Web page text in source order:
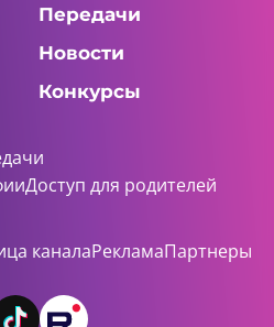
Передачи
Новости
Конкурсы
Доступ для родителей
каналаРекламаПартнеры